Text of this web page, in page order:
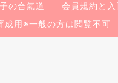
の合氣道 会員規約と入
成用※一般の方は閲覧不可